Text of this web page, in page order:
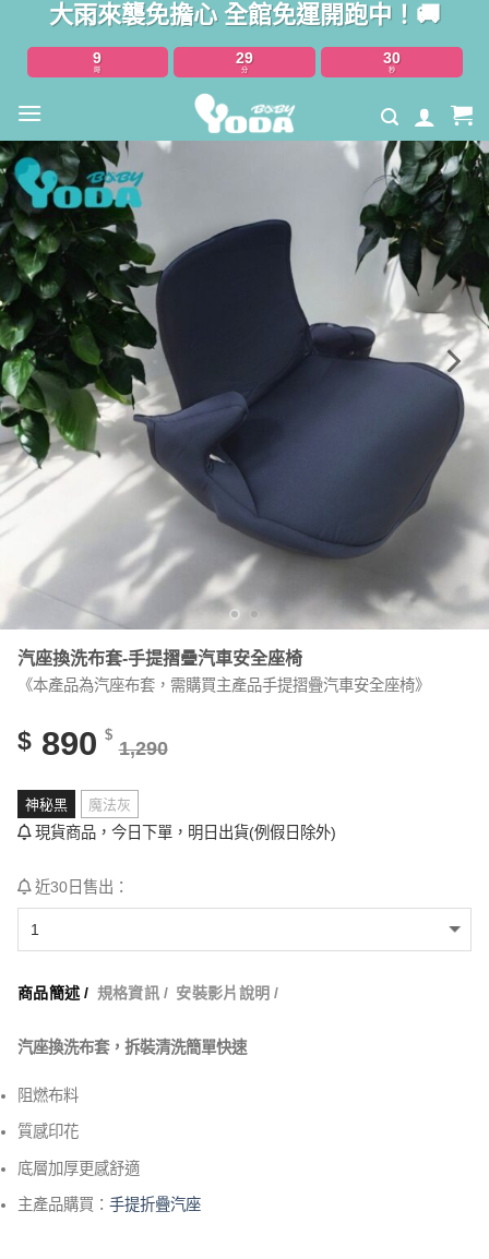
大雨來襲免擔心 全館免運開跑中！🚚
9
時
29
分
28
秒
汽座換洗布套-手提摺疊汽車安全座椅
《本產品為汽座布套，需購買主產品手提摺疊汽車安全座椅》
$ 890 $
1,290
神秘黑 魔法灰
現貨商品，今日下單，明日出貨(例假日除外)
近30日售出：
商品簡述 / 規格資訊 / 安裝影片說明 /
汽座換洗布套，拆裝清洗簡單快速
阻燃布料
質感印花
底層加厚更感舒適
主產品購買： 手提折疊汽座